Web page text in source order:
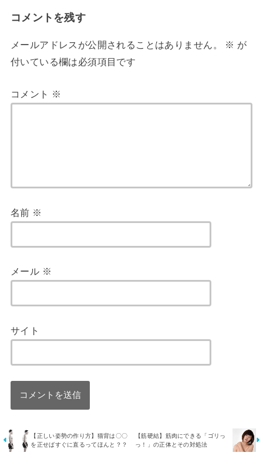
コメントを残す
メールアドレスが公開されることはありません。 ※ が
付いている欄は必須項目です
コメント ※
名前 ※
メール ※
サイト
【正しい姿勢の作り方】猫背は〇〇
を正せばすぐに直るってほんと？？
【筋硬結】筋肉にできる「ゴリっ
っ！」の正体とその対処法